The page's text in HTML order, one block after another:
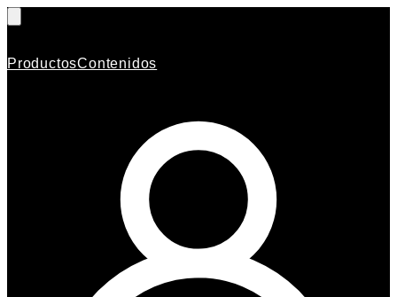
ProductosContenidos